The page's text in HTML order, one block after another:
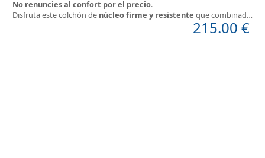
No renuncies al confort por el precio.
Disfruta este colchón de núcleo firme y resistente que combinado
con el material viscoelástico ViscoPlume en ambas caras y algodón
en cara de verano, consigue un descanso reparador y máximo
215.00 €